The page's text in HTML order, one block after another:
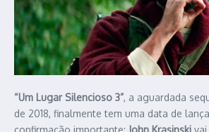
“Um Lugar Silencioso 3”, a aguardada
de 2018, finalmente tem uma data de
confirmação importante: John Krasinski